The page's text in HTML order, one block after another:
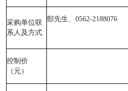
采购单位联
系人及方式
郜先生、0562-2188076
控制价
（元）